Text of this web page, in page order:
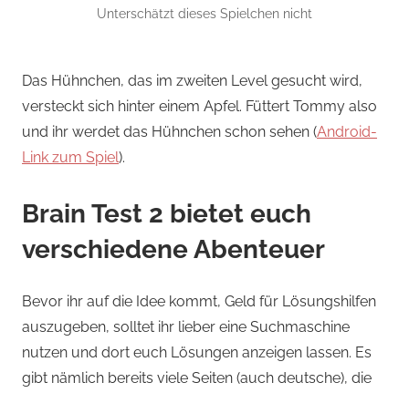
Unterschätzt dieses Spielchen nicht
Das Hühnchen, das im zweiten Level gesucht wird,
versteckt sich hinter einem Apfel. Füttert Tommy also
und ihr werdet das Hühnchen schon sehen (Android-
Link zum Spiel).
Brain Test 2 bietet euch
verschiedene Abenteuer
Bevor ihr auf die Idee kommt, Geld für Lösungshilfen
auszugeben, solltet ihr lieber eine Suchmaschine
nutzen und dort euch Lösungen anzeigen lassen. Es
gibt nämlich bereits viele Seiten (auch deutsche), die